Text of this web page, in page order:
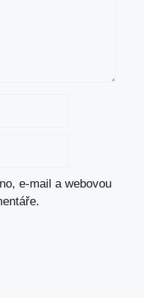
e-mail a webovou